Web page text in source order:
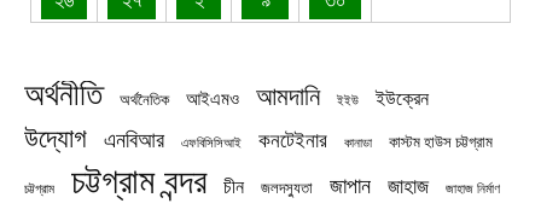
অর্থনীতি অর্থনৈতিক আইএমও আমদানি ইইউ ইউক্রেন
উদ্যোগ এনবিআর এফবিসিসিআই কনটেইনার কানাডা কাস্টম হাউস চট্টগ্রাম
চট্টগ্রাম চট্টগ্রাম বন্দর চীন জলদস্যুতা জাপান জাহাজ জাহাজ নির্মাণ